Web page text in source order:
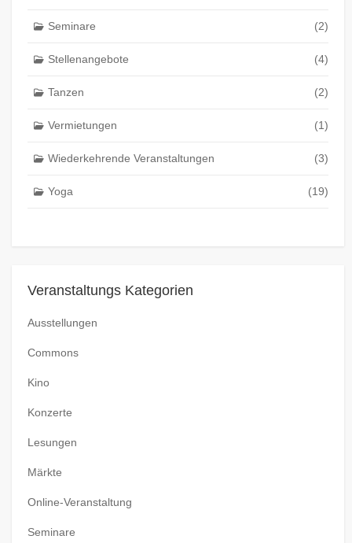
Seminare (2)
Stellenangebote (4)
Tanzen (2)
Vermietungen (1)
Wiederkehrende Veranstaltungen (3)
Yoga (19)
Veranstaltungs Kategorien
Ausstellungen
Commons
Kino
Konzerte
Lesungen
Märkte
Online-Veranstaltung
Seminare